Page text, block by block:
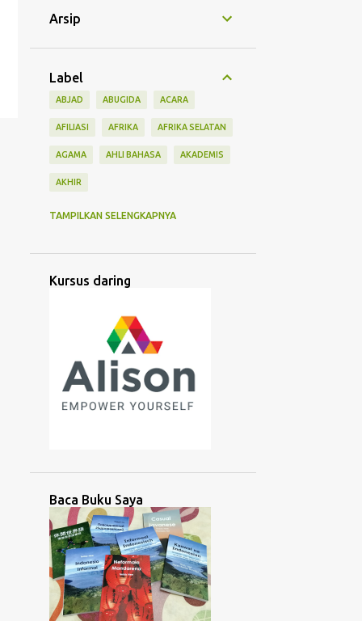
Arsip
Label
ABJAD ABUGIDA ACARA
AFILIASI AFRIKA AFRIKA SELATAN
AGAMA AHLI BAHASA AKADEMIS
AKHIR
ARTIFISIAL
ASIA SELATAN
ASIA TENGAH ASIA TENGGARA
ASIA TIMUR ASING ASOSIASI
BANGLADESH BANTU BANTUAN
BARAT BATAK BATAN
BATANES BAYBAYIN BELAJAR
BELANDA BERBICARA BICARA
TAMPILKAN SELENGKAPNYA
Kursus daring
Baca Buku Saya